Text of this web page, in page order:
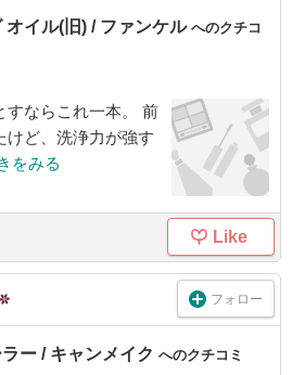
イル(旧) / ファンケル へのクチコ
すならこれ一本。 前
けど、洗浄力が強す
をみる
Like
フォロー
ー / キャンメイク へのクチコミ